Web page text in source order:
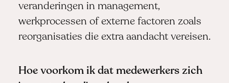
veranderingen in management,
werkprocessen of externe factoren zoals
reorganisaties die extra aandacht vereisen.
Hoe voorkom ik dat medewerkers zich